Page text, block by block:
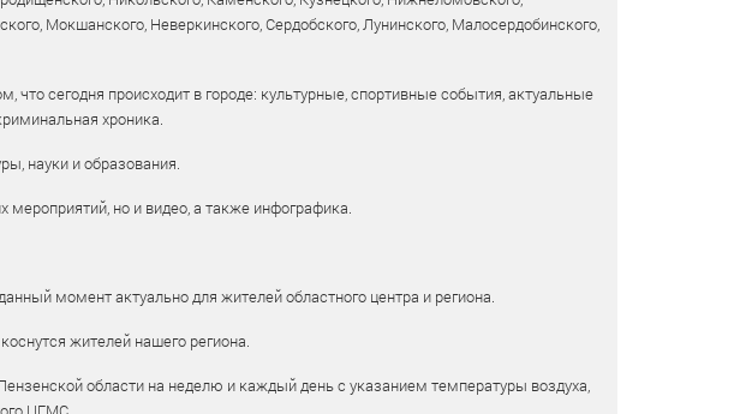
Мокшанского, Неверкинского, Сердобского, Лунинского, Малосердобинского,
сегодня происходит в городе: культурные, спортивные события, актуальные
хроника.
науки и образования.
но и видео, а также инфографика.
момент актуально для жителей областного центра и региона.
жителей нашего региона.
области на неделю и каждый день с указанием температуры воздуха,